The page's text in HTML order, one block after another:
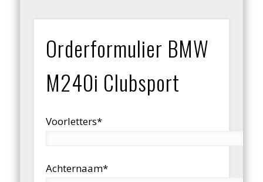
Orderformulier BMW
M240i Clubsport
Voorletters*
Achternaam*